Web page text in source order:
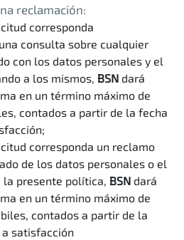
reclamación:
corresponda
consulta sobre cualquier
con los datos personales y el
a los mismos, BSN dará
en un término máximo de
contados a partir de la fecha
corresponda un reclamo
de los datos personales o el
presente política, BSN dará
en un término máximo de
contados a partir de la
satisfacción